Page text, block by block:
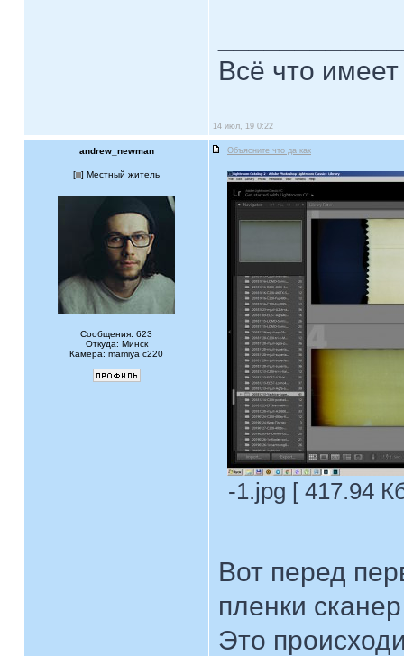
Всё что
14 июл, 19 0:22
andrew_newman Объясните что да как
[ ] Местный житель
Сообщения: 623
Откуда: Минск
Камера: mamiya c220
-1.jpg [ 417.94
Вот перед
пленки
Это